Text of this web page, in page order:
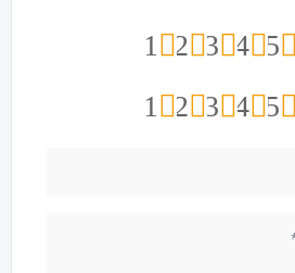
5
4
3
2
1
5
4
3
2
1